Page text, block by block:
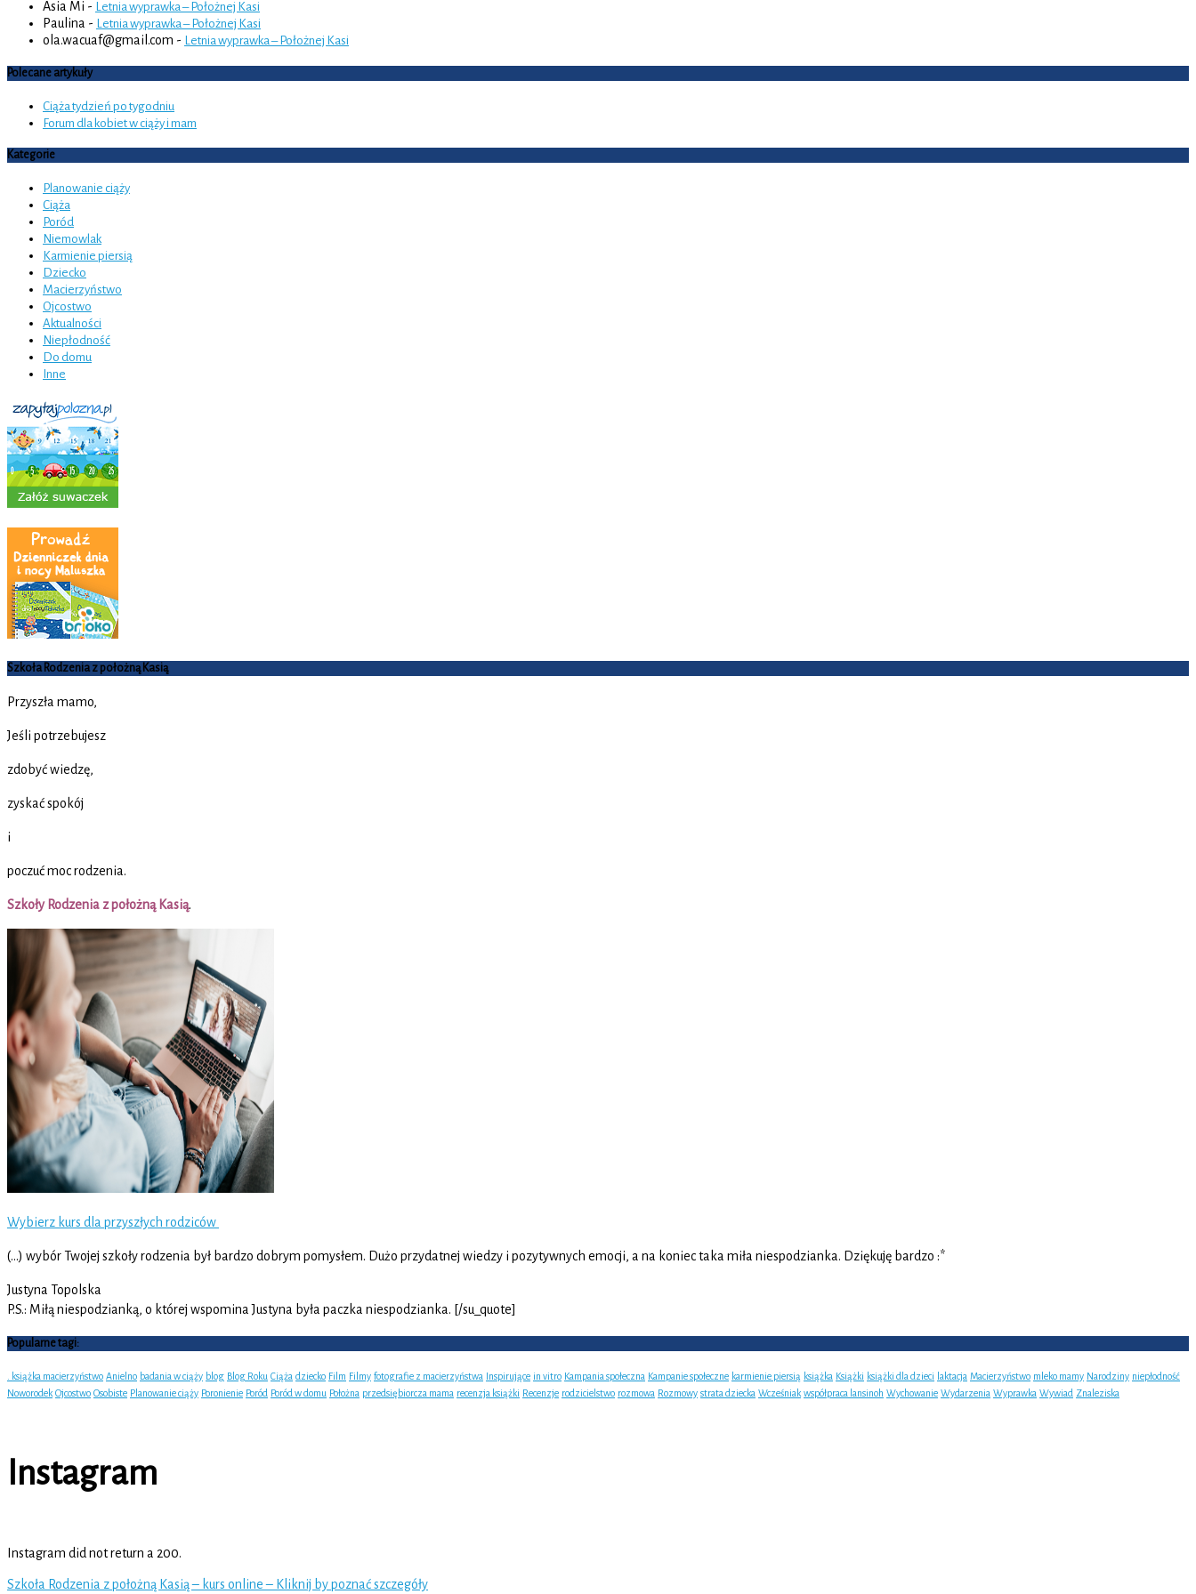
Asia Mi - Letnia wyprawka – Położnej Kasi
Paulina - Letnia wyprawka – Położnej Kasi
ola.wacuaf@gmail.com - Letnia wyprawka – Położnej Kasi
Polecane artykuły
Ciąża tydzień po tygodniu
Forum dla kobiet w ciąży i mam
Kategorie
Planowanie ciąży
Ciąża
Poród
Niemowlak
Karmienie piersią
Dziecko
Macierzyństwo
Ojcostwo
Aktualności
Niepłodność
Do domu
Inne
Szkoła Rodzenia z położną Kasią
Przyszła mamo,
Jeśli potrzebujesz
zdobyć wiedzę,
zyskać spokój
i
poczuć moc rodzenia.
Szkoły Rodzenia z położną Kasią.
Wybierz kurs dla przyszłych rodziców
(…) wybór Twojej szkoły rodzenia był bardzo dobrym pomysłem. Dużo przydatnej wiedzy i pozytywnych emocji, a na koniec taka miła niespodzianka. Dziękuję bardzo :*
Justyna Topolska
P.S.: Miłą niespodzianką, o której wspomina Justyna była paczka niespodzianka. [/su_quote]
Popularne tagi:
. książka macierzyństwo Anielno badania w ciąży blog Blog Roku Ciąża dziecko Film Filmy fotografie z macierzyństwa Inspirujące in vitro Kampania społeczna Kampanie społeczne karmienie piersią książka Książki książki dla dzieci laktacja Macierzyństwo mleko mamy Narodziny niepłodność
Noworodek Ojcostwo Osobiste Planowanie ciąży Poronienie Poród Poród w domu Położna przedsiębiorcza mama recenzja książki Recenzje rodzicielstwo rozmowa Rozmowy strata dziecka Wcześniak współpraca lansinoh Wychowanie Wydarzenia Wyprawka Wywiad Znaleziska
Instagram
Instagram did not return a 200.
Szkoła Rodzenia z położną Kasią – kurs online – Kliknij by poznać szczegóły